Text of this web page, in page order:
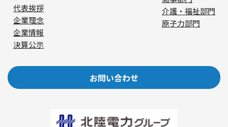
代表挨拶
企業理念
企業情報
決算公示
介護・福祉部門
原子力部門
お問い合わせ